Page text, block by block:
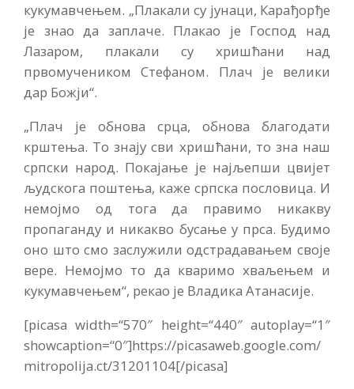
кукумавчењем. „Плакали су јунаци, Карађорђе
је знао да заплаче. Плакао је Господ над
Лазаром, плакали су хришћани над
првомучеником Стефаном. Плач је велики
дар Божји“.
„Плач је обнова срца, обнова благодати
крштења. То знају сви хришћани, то зна наш
српски народ. Покајање је најљепши цвијет
људскога поштења, каже српска пословица. И
немојмо од тога да правимо никакву
пропаганду и никакво бусање у прса. Будимо
оно што смо заслужили одстрадавањем своје
вере. Немојмо то да кваримо хваљењем и
кукумавчењем“, рекао је Владика Атанасије.
[picasa width=“570″ height=“440″ autoplay=“1″
showcaption=“0″]https://picasaweb.google.com/
mitropolija.ct/31201104[/picasa]